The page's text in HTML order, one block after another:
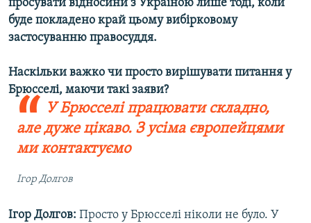
просувати відносини з Україною лише тоді, коли
буде покладено край цьому вибірковому
застосуванню правосуддя.
Наскільки важко чи просто вирішувати питання у
Брюсселі, маючи такі заяви?
У Брюсселі працювати складно,
але дуже цікаво. З усіма європейцями
ми контактуємо
Ігор Долгов
Ігор Долгов: Просто у Брюсселі ніколи не було. У